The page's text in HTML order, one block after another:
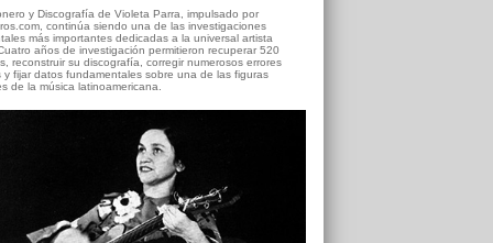
y Discografía de Violeta Parra, impulsado por
continúa siendo una de las investigaciones
más importantes dedicadas a la universal artista
años de investigación permitieron recuperar 520
reconstruir su discografía, corregir numerosos errores
y fijar datos fundamentales sobre una de las figuras
de la música latinoamericana.